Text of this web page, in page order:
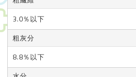
3.0％以下
粗灰分
8.8％以下